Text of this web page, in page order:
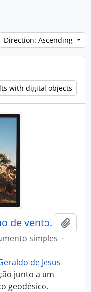
Direction: Ascending
with digital objects
de vento.
simples ·
de Jesus
junto a um
geodésico.